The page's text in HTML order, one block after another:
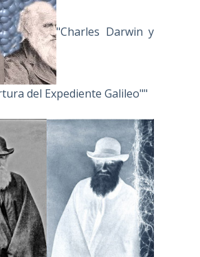
"Charles Darwin y
del Expediente Galileo""